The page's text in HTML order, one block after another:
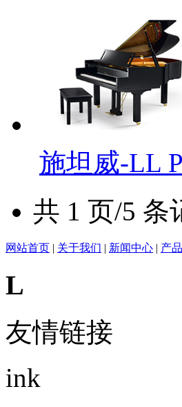
施坦威-LL
共 1 页/5 条
网站首页 | 关于我们 | 新闻中心 | 产
L
友情链接
ink